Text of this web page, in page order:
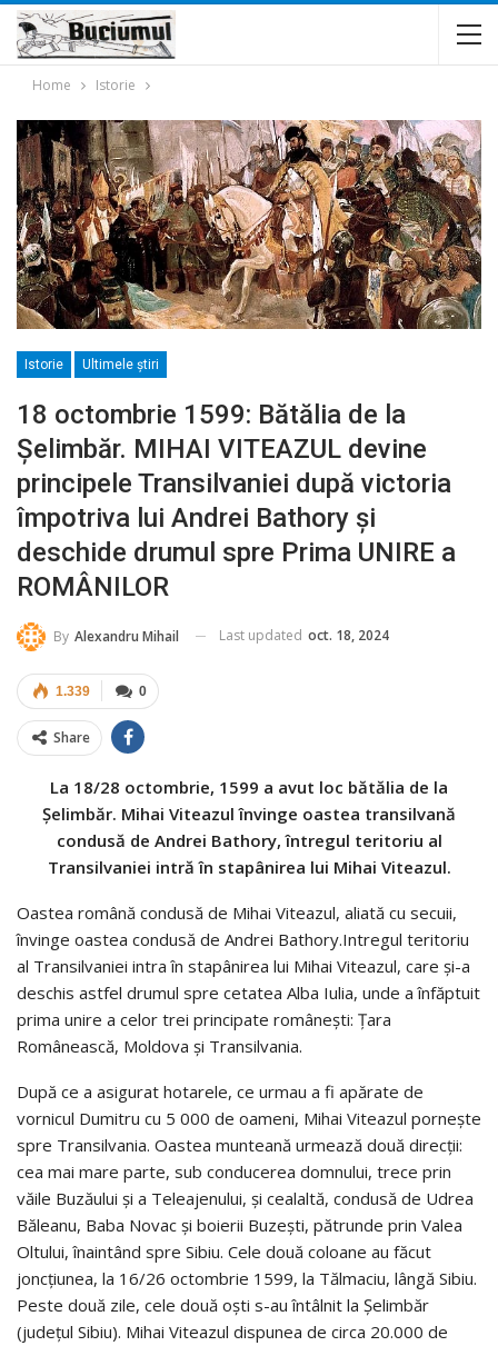
Home Istorie
Istorie Ultimele ştiri
18 octombrie 1599: Bătălia de la
Șelimbăr. MIHAI VITEAZUL devine
principele Transilvaniei după victoria
împotriva lui Andrei Bathory și
deschide drumul spre Prima UNIRE a
ROMÂNILOR
By Alexandru Mihail Last updated oct. 18, 2024
0
1.339
Share
La 18/28 octombrie, 1599 a avut loc bătălia de la
Șelimbăr. Mihai Viteazul învinge oastea transilvană
condusă de Andrei Bathory, întregul teritoriu al
Transilvaniei intră în stapânirea lui Mihai Viteazul.
Oastea română condusă de Mihai Viteazul, aliată cu secuii,
învinge oastea condusă de Andrei Bathory.Intregul teritoriu
al Transilvaniei intra în stapânirea lui Mihai Viteazul, care și-a
deschis astfel drumul spre cetatea Alba Iulia, unde a înfăptuit
prima unire a celor trei principate românești: Țara
Românească, Moldova și Transilvania.
După ce a asigurat hotarele, ce urmau a fi apărate de
vornicul Dumitru cu 5 000 de oameni, Mihai Viteazul pornește
spre Transilvania. Oastea munteană urmează două direcții:
cea mai mare parte, sub conducerea domnului, trece prin
văile Buzăului și a Teleajenului, și cealaltă, condusă de Udrea
Băleanu, Baba Novac și boierii Buzești, pătrunde prin Valea
Oltului, înaintând spre Sibiu. Cele două coloane au făcut
joncțiunea, la 16/26 octombrie 1599, la Tălmaciu, lângă Sibiu.
Peste două zile, cele două oști s-au întâlnit la Șelimbăr
(județul Sibiu). Mihai Viteazul dispunea de circa 20.000 de